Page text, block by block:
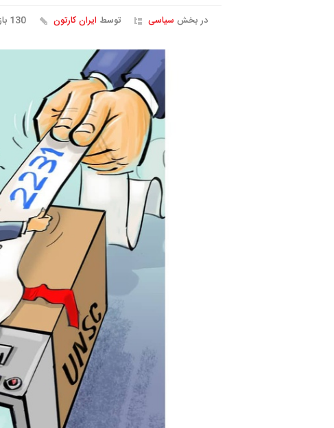
در بخش سیاسی توسط ایران کارتون 130 بازدید